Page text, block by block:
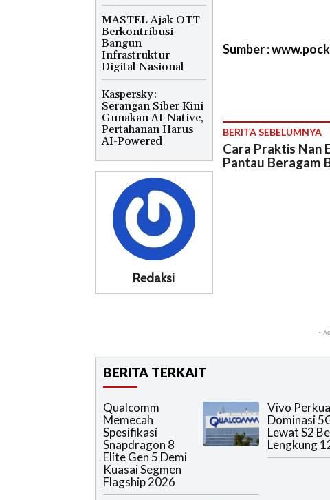
MASTEL Ajak OTT
Berkontribusi
Bangun
Infrastruktur
Digital Nasional
Kaspersky:
Serangan Siber Kini
Gunakan AI-Native,
Pertahanan Harus
AI-Powered
Redaksi
Sumber :
BERITA SEBELUMNYA
Cara Praktis Nan
Pantau Beragam
-
BERITA TERKAIT
Qualcomm
Memecah
Spesifikasi
Snapdragon 8
Elite Gen 5 Demi
Kuasai Segmen
Flagship 2026
Vivo
Dominasi
Lewat S2
Lengkung